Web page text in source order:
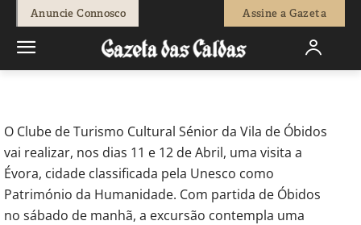
Anuncie Connosco Assine a Gazeta
Fátima Ferreira - 705 0
O Clube de Turismo Cultural Sénior da Vila de Óbidos
vai realizar, nos dias 11 e 12 de Abril, uma visita a
Évora, cidade classificada pela Unesco como
Património da Humanidade. Com partida de Óbidos
no sábado de manhã, a excursão contempla uma